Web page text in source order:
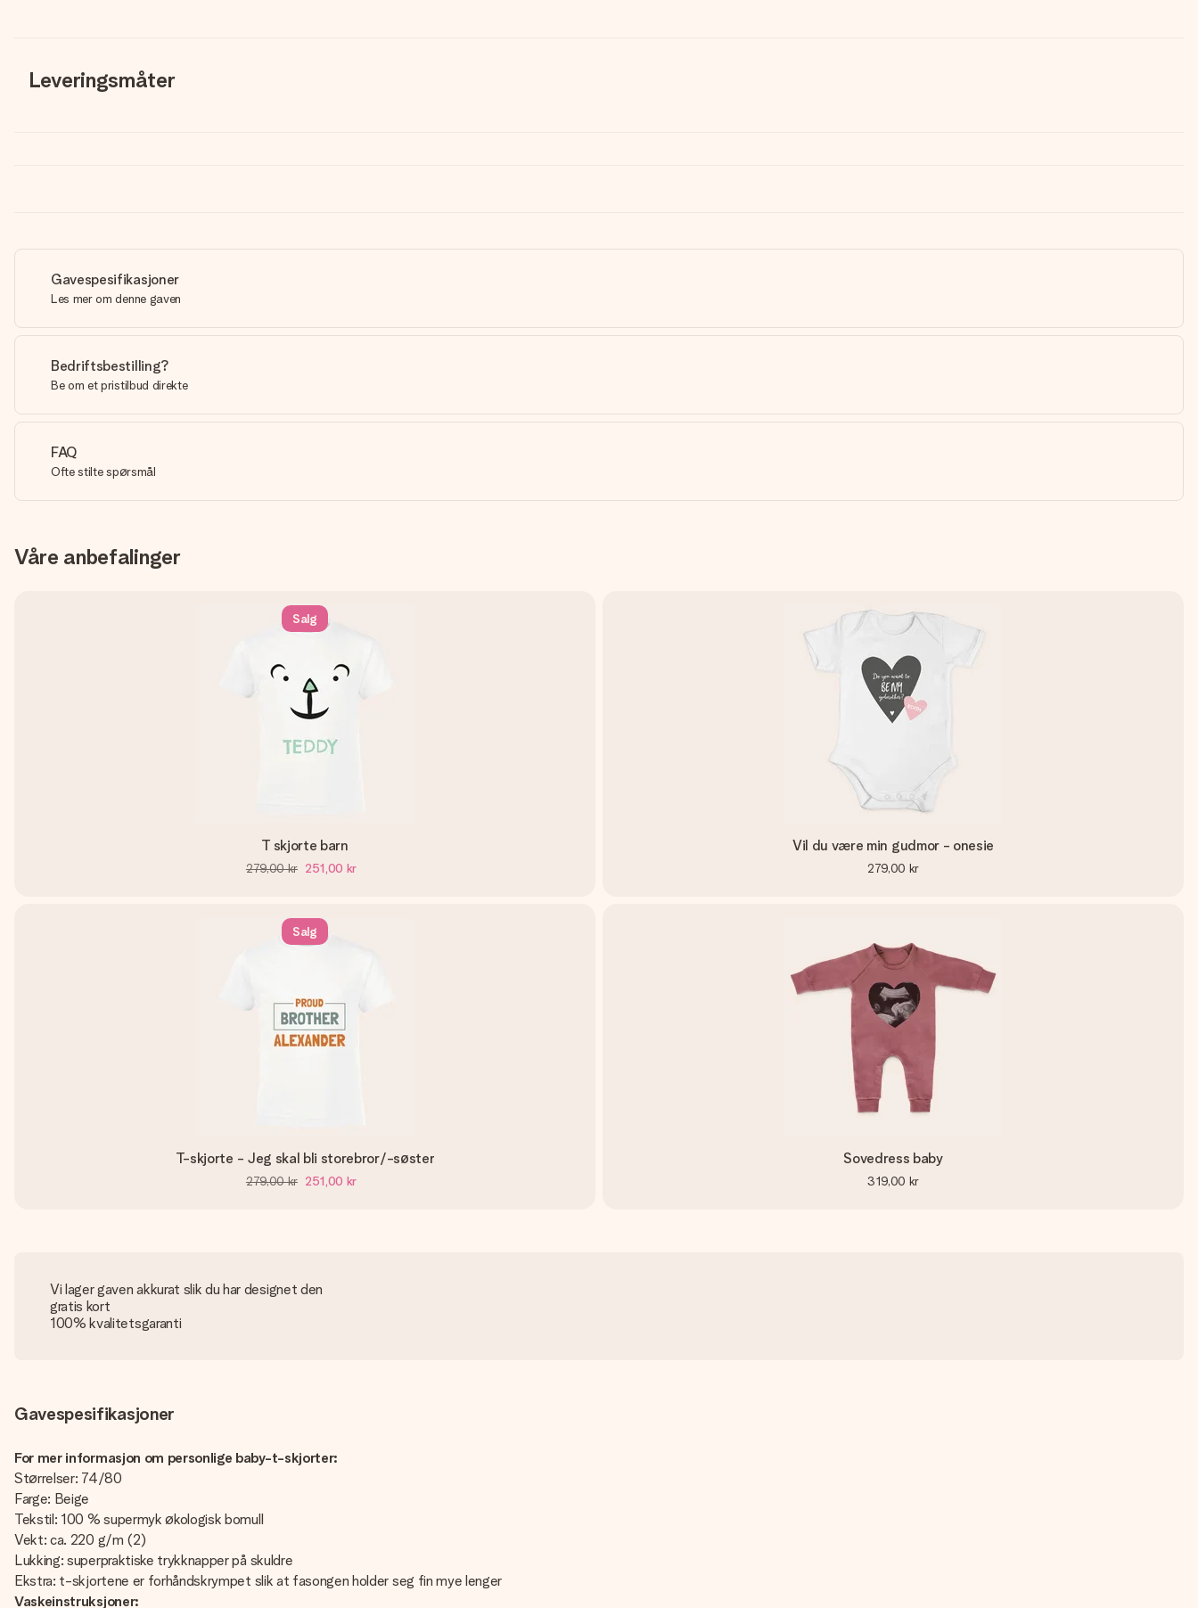
Leveringsmåter
Gavespesifikasjoner
Les mer om denne gaven
Bedriftsbestilling?
Be om et pristilbud direkte
FAQ
Ofte stilte spørsmål
Våre anbefalinger
Salg
T skjorte barn
279,00 kr 251,00 kr
Vil du være min gudmor - onesie
279,00 kr
Salg
T-skjorte - Jeg skal bli storebror/-søster
279,00 kr 251,00 kr
Sovedress baby
319,00 kr
Vi lager gaven akkurat slik du har designet den
gratis kort
100% kvalitetsgaranti
Gavespesifikasjoner
For mer informasjon om personlige baby-t-skjorter:
Størrelser: 74/80
Farge: Beige
Tekstil: 100 % supermyk økologisk bomull
Vekt: ca. 220 g/m (2)
Lukking: superpraktiske trykknapper på skuldre
Ekstra: t-skjortene er forhåndskrympet slik at fasongen holder seg fin mye lenger
Vaskeinstruksjoner: